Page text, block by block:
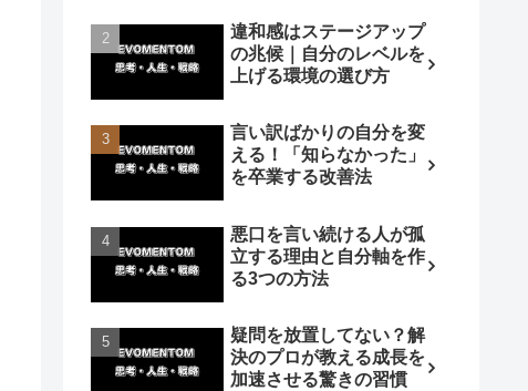
違和感はステージアップ
の兆候｜自分のレベルを
上げる環境の選び方
言い訳ばかりの自分を変
える！「知らなかった」
を卒業する改善法
悪口を言い続ける人が孤
立する理由と自分軸を作
る3つの方法
疑問を放置してない？解
決のプロが教える成長を
加速させる驚きの習慣